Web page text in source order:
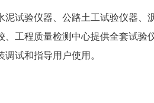
试验仪器、公路土工试验仪器、
工程质量检测中心提供全套试验
试和指导用户使用。